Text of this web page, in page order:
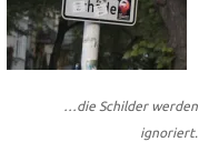
…die Schilder werden
ignoriert.